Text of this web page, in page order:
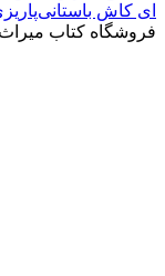
ای کاش
فروشگاه کتاب میراث